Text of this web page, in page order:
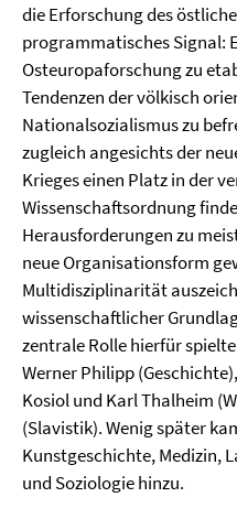
die Erforschung des
programmatisches Signal:
Osteuropaforschung zu
Tendenzen der völkisch
Nationalsozialismus zu
zugleich angesichts der
Krieges einen Platz in der
Wissenschaftsordnung
Herausforderungen zu
neue Organisationsform
Multidisziplinarität
wissenschaftlicher
zentrale Rolle hierfür
Werner Philipp
Kosiol und Karl Thalheim
(Slavistik). Wenig später
Kunstgeschichte, Medizin,
und Soziologie hinzu.